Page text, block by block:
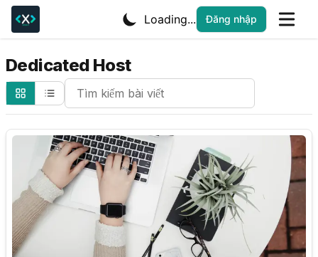
Loading... Đăng nhập
Dedicated Host
Search Cheatsheets